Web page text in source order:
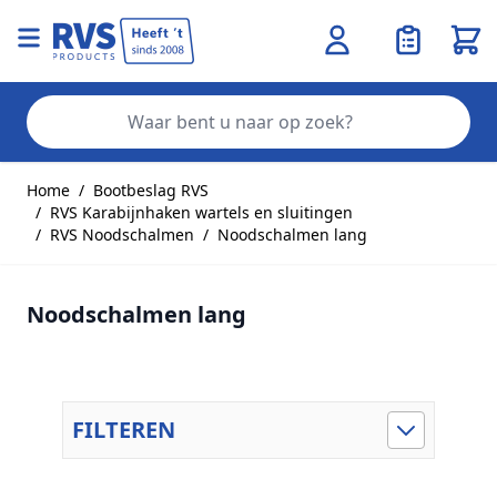
Home / Bootbeslag RVS
/ RVS Karabijnhaken wartels en sluitingen
/ RVS Noodschalmen / Noodschalmen lang
Noodschalmen lang
FILTEREN